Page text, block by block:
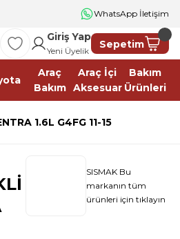
WhatsApp İletişim
Giriş Yap
Yeni Üyelik
Sepetim
Araç
Bakım
Araç İçi
Aksesuar
Bakım
Ürünleri
1.6L G4FG 11-15
SISMAK Bu
markanın tüm
ürünleri için tıklayın